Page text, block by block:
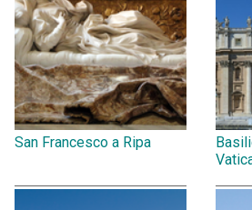
San Francesco a Ripa